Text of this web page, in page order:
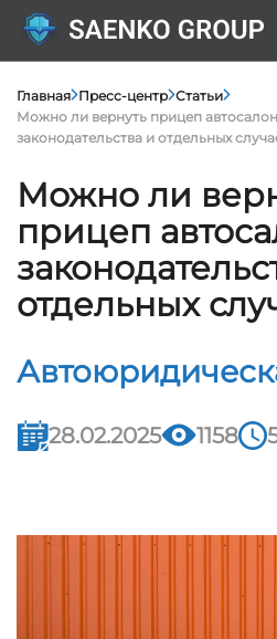
Главная Пресс-центр Статьи
Можно ли вернуть прицеп
законодательства и отдельных
Можно ли
прицеп
отдельных
28.02.2025 1158